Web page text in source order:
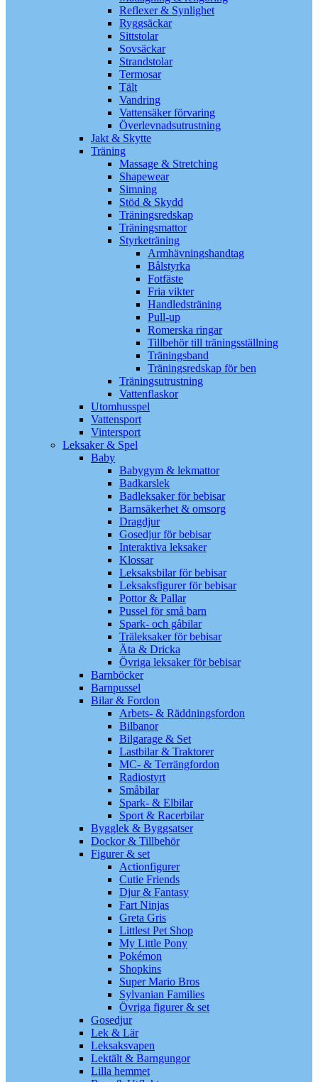
Reflexer & Synlighet
Ryggsäckar
Sittstolar
Sovsäckar
Strandstolar
Termosar
Tält
Vandring
Vattensäker förvaring
Överlevnadsutrustning
Jakt & Skytte
Träning
Massage & Stretching
Shapewear
Simning
Stöd & Skydd
Träningsredskap
Träningsmattor
Styrketräning
Armhävningshandtag
Bålstyrka
Fotfäste
Fria vikter
Handledsträning
Pull-up
Romerska ringar
Tillbehör till träningsställning
Träningsband
Träningsredskap för ben
Träningsutrustning
Vattenflaskor
Utomhusspel
Vattensport
Vintersport
Leksaker & Spel
Baby
Babygym & lekmattor
Badkarslek
Badleksaker för bebisar
Barnsäkerhet & omsorg
Dragdjur
Gosedjur för bebisar
Interaktiva leksaker
Klossar
Leksaksbilar för bebisar
Leksaksfigurer för bebisar
Pottor & Pallar
Pussel för små barn
Spark- och gåbilar
Träleksaker för bebisar
Äta & Dricka
Övriga leksaker för bebisar
Barnböcker
Barnpussel
Bilar & Fordon
Arbets- & Räddningsfordon
Bilbanor
Bilgarage & Set
Lastbilar & Traktorer
MC- & Terrängfordon
Radiostyrt
Småbilar
Spark- & Elbilar
Sport & Racerbilar
Bygglek & Byggsatser
Dockor & Tillbehör
Figurer & set
Actionfigurer
Cutie Friends
Djur & Fantasy
Fart Ninjas
Greta Gris
Littlest Pet Shop
My Little Pony
Pokémon
Shopkins
Super Mario Bros
Sylvanian Families
Övriga figurer & set
Gosedjur
Lek & Lär
Leksaksvapen
Lektält & Barngungor
Lilla hemmet